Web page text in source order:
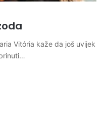
Vitória kaže da još uvijek